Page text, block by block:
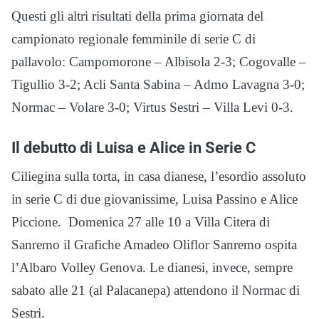
Questi gli altri risultati della prima giornata del
campionato regionale femminile di serie C di
pallavolo: Campomorone – Albisola 2-3; Cogovalle –
Tigullio 3-2; Acli Santa Sabina – Admo Lavagna 3-0;
Normac – Volare 3-0; Virtus Sestri – Villa Levi 0-3.
Il debutto di Luisa e Alice in Serie C
Ciliegina sulla torta, in casa dianese, l’esordio assoluto
in serie C di due giovanissime, Luisa Passino e Alice
Piccione. Domenica 27 alle 10 a Villa Citera di
Sanremo il Grafiche Amadeo Oliflor Sanremo ospita
l’Albaro Volley Genova. Le dianesi, invece, sempre
sabato alle 21 (al Palacanepa) attendono il Normac di
Sestri.